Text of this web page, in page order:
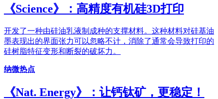
《Science》：高精度有机硅3D打印
开发了一种由硅油乳液制成种的支撑材料。这种材料对硅基油
墨表现出的界面张力可以忽略不计，消除了通常会导致打印的
硅树脂特征变形和断裂的破坏力。
纳微热点
《Nat. Energy》：让钙钛矿，更稳定！